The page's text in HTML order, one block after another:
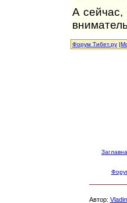
А сейчас,
Форум Тибет.ру |
Автор: